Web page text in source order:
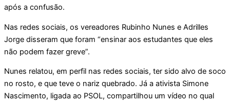
após a confusão.
Nas redes sociais, os vereadores Rubinho Nunes e Adrilles
Jorge disseram que foram “ensinar aos estudantes que eles
não podem fazer greve”.
Nunes relatou, em perfil nas redes sociais, ter sido alvo de soco
no rosto, e que teve o nariz quebrado. Já a ativista Simone
Nascimento, ligada ao PSOL, compartilhou um vídeo no qual